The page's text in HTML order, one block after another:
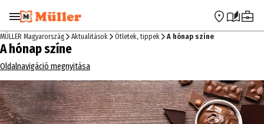
Ugrás a navigációra Ugrás a fő tartalomra
MÜLLER Magyarország Aktualitások Ötletek, tippek A hónap színe
A hónap színe
Oldalnavigáció megnyitása